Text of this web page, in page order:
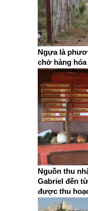
Ngựa là
chở hàng hóa
Nguồn thu
Gabriel đến
được thu